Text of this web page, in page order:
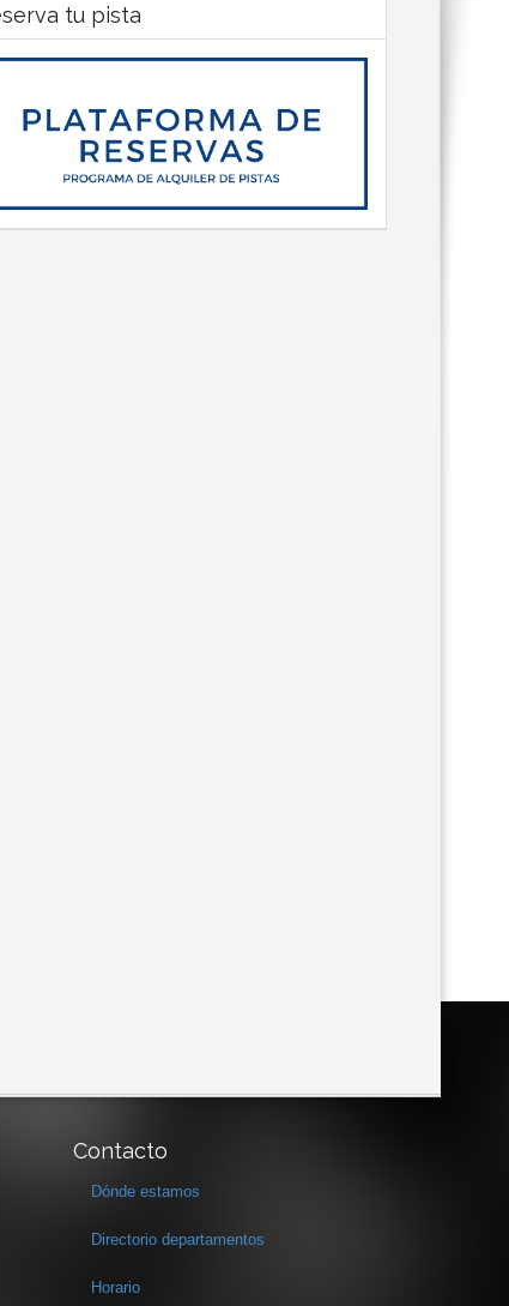
tu pista
Contacto
Dónde estamos
Directorio departamentos
Horario